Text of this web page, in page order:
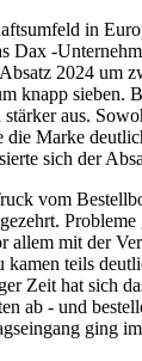
in
Dax -
2024 um
knapp sieben.
aus.
die Marke
sich der
vom
allem mit der
teils
Zeit hat sich
ab - und
ging